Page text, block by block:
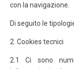
con la navigazione.
Di seguito le
2. Cookies tecnici
2.1 Ci sono